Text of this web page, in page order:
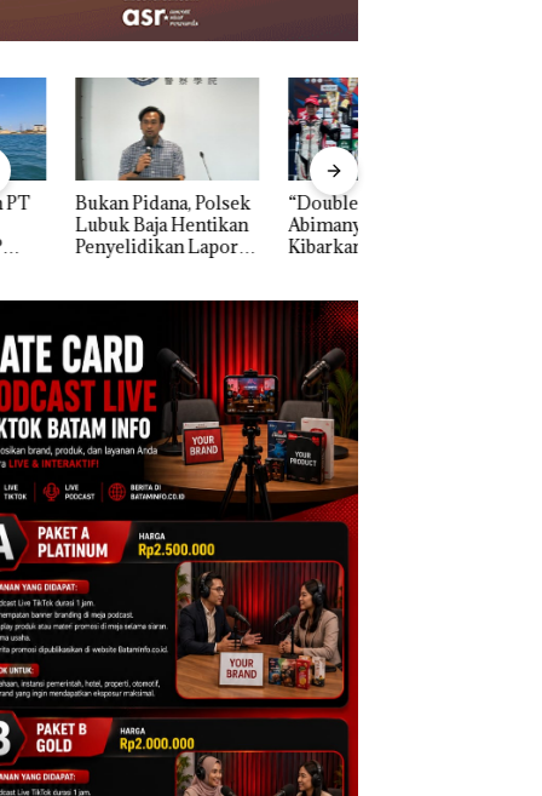
Pidana, Polsek
Baja Hentikan
Laporan
“Double Winner”,
Abimanyu Melesat
Kibarkan Merah Putih